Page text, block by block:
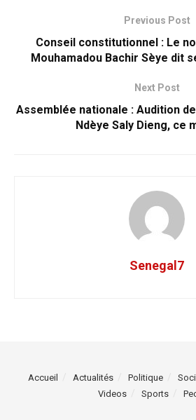
Previous Post
Conseil constitutionnel : Le
Mouhamadou Bachir Sèye dit
Next Post
Assemblée nationale : Audition
Ndèye Saly Dieng, ce
Senegal7
Accueil Actualités Politique
Videos
Sports